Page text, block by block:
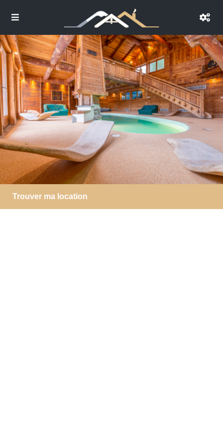
Trouver ma location